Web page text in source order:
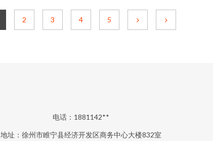
2 3 4 5
电话：1881142**
地址：徐州市睢宁县经济开发区商务中心大楼832室